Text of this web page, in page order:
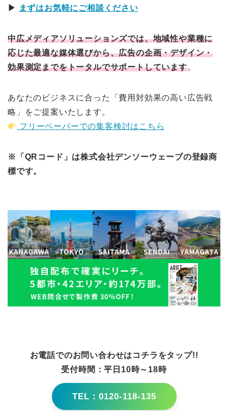
▶ まずはお気軽にご相談ください
中広メディアソリューションズでは、地域性や業種に
応じた最適な媒体選びから、広告の企画・デザイン・
効果測定までをトータルでサポートしています。
あなたのビジネスに合った「費用対効果の高い広告戦
略」をご提案いたします。
フリーペーパーでの集客検討はこちら
※「QRコード」は株式会社デンソーウェーブの登録商
標です。
お電話でのお問い合わせはコチラをタップ!!
受付時間：平日10時～18時
TEL：0120-118-135